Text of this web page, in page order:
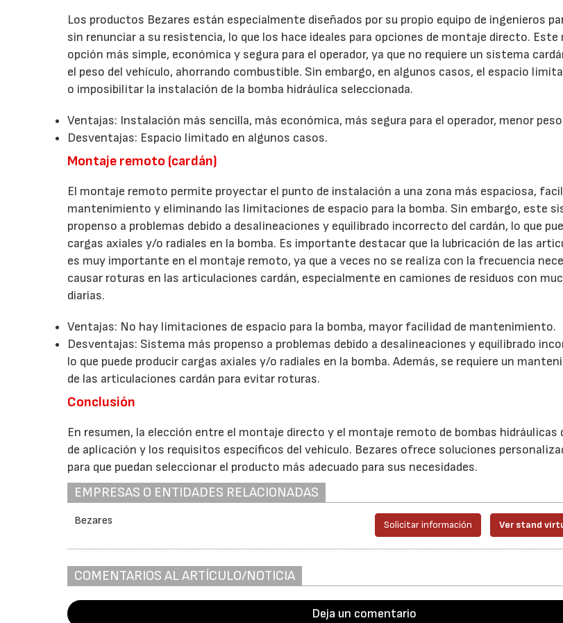
Los productos Bezares están especialmente diseñados por su propio equipo de ingenieros
sin renunciar a su resistencia, lo que los hace ideales para opciones de montaje directo. Este
opción más simple, económica y segura para el operador, ya que no requiere un sistema
el peso del vehículo, ahorrando combustible. Sin embargo, en algunos casos, el espacio
o imposibilitar la instalación de la bomba hidráulica seleccionada.
Ventajas: Instalación más sencilla, más económica, más segura para el operador, menor
Desventajas: Espacio limitado en algunos casos.
Montaje remoto (cardán)
El montaje remoto permite proyectar el punto de instalación a una zona más espaciosa,
mantenimiento y eliminando las limitaciones de espacio para la bomba. Sin embargo, este
propenso a problemas debido a desalineaciones y equilibrado incorrecto del cardán, lo que
cargas axiales y/o radiales en la bomba. Es importante destacar que la lubricación de las
es muy importante en el montaje remoto, ya que a veces no se realiza con la frecuencia
causar roturas en las articulaciones cardán, especialmente en camiones de residuos con
diarias.
Ventajas: No hay limitaciones de espacio para la bomba, mayor facilidad de mantenimiento.
Desventajas: Sistema más propenso a problemas debido a desalineaciones y equilibrado
lo que puede producir cargas axiales y/o radiales en la bomba. Además, se requiere un
de las articulaciones cardán para evitar roturas.
Conclusión
En resumen, la elección entre el montaje directo y el montaje remoto de bombas hidráulicas
de aplicación y los requisitos específicos del vehículo. Bezares ofrece soluciones
para que puedan seleccionar el producto más adecuado para sus necesidades.
EMPRESAS O ENTIDADES RELACIONADAS
Bezares Solicitar información Ver stand
COMENTARIOS AL ARTÍCULO/NOTICIA
Deja un comentario
07/07/2026